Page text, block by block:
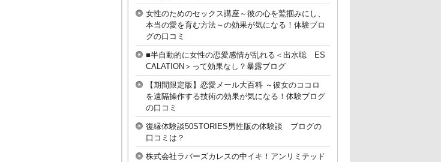
女性のためのセックス講座～彼の心を鷲掴みにし、
本当の愛を育む方法～の効果が気になる！体験ブロ
グの口コミ
■半自動的に女性の恋愛感情が乱れる＜出水聡 ES
CALATION＞って効果なし？暴露ブログ
【期間限定版】恋愛メール大百科 ～彼女のココロ
を遠隔操作する技術の効果が気になる！体験ブログ
の口コミ
復縁体験談50STORIES男性版の体験談 ブログの
口コミは？
株式会社ラバーズカレスの中イキ！アンリミテッド